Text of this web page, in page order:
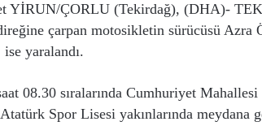
YİRUN/ÇORLU (Tekirdağ), (DHA)-
çarpan motosikletin sürücüsü Azra
yaralandı.
08.30 sıralarında Cumhuriyet
Spor Lisesi yakınlarında